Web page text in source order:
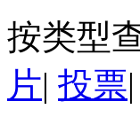
按类型
片| 投票|